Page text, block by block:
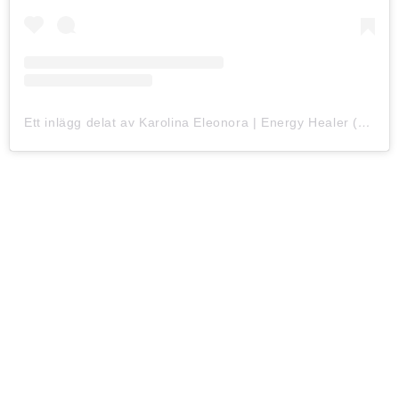
Ett inlägg delat av Karolina Eleonora | Energy Healer (@karolina_eleonora)